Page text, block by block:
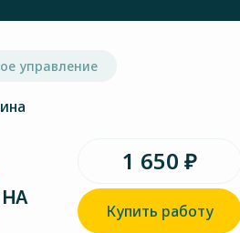
управление
1 650 ₽
Купить работу